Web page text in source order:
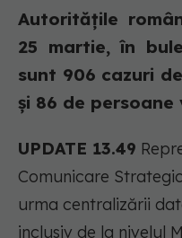
Autoritățile
25 martie, în
sunt 906 cazuri
și 86 de persoane
UPDATE 13.49
Comunicare
urma centralizării
inclusiv de la nivelul